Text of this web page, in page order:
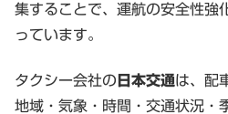
集することで、運航の安全性強
っています。
タクシー会社の 日本交通は、配
地域・気象・時間・交通状況・